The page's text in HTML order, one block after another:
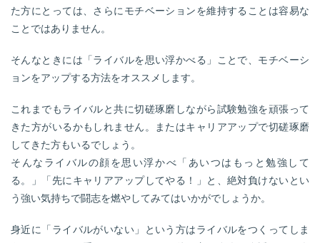
た方にとっては、さらにモチベーションを維持することは容易な
ことではありません。
そんなときには「ライバルを思い浮かべる」ことで、モチベーシ
ョンをアップする方法をオススメします。
これまでもライバルと共に切磋琢磨しながら試験勉強を頑張って
きた方がいるかもしれません。またはキャリアアップで切磋琢磨
してきた方もいるでしょう。
そんなライバルの顔を思い浮かべ「あいつはもっと勉強して
る。」「先にキャリアアップしてやる！」と、絶対負けないとい
う強い気持ちで闘志を燃やしてみてはいかがでしょうか。
身近に「ライバルがいない」という方はライバルをつくってしま